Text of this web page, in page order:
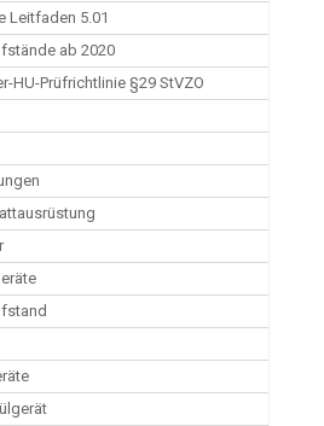
Leitfaden 5.01
ab 2020
HU-Prüfrichtlinie §29 StVZO